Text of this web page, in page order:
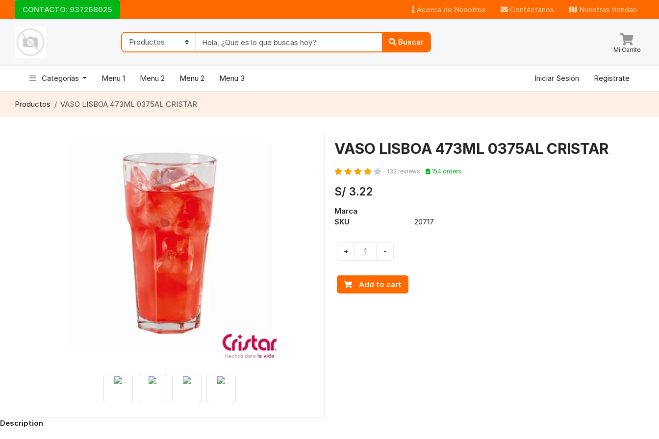
CONTACTO: 937268025 Acerca de Nosotros Contáctanos Nuestras tiendas
Buscar
Mi Carrito
Categorias Menu 1 Menu 2 Menu 2 Menu 3 Iniciar Sesión Registrate
Productos VASO LISBOA 473ML 0375AL CRISTAR
VASO LISBOA 473ML 0375AL CRISTAR
132 reviews 154 orders
S/ 3.22
Marca
SKU
20717
+ -
Add to cart
Description